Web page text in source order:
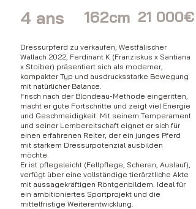
4 ans 162cm 21 000€
Dressurpferd zu verkaufen, Westfälischer
Wallach 2022, Ferdinant K (Franziskus x Santiana
x Stoiber) präsentiert sich als moderner,
kompakter Typ und ausdrucksstarke Bewegung
mit natürlicher Balance.
Frisch nach der Blondeau-Methode eingeritten,
macht er gute Fortschritte und zeigt viel Energie
und Geschmeidigkeit. Mit seinem Temperament
und seiner Lernbereitschaft eignet er sich für
einen erfahrenen Reiter, der ein junges Pferd
mit starkem Dressurpotenzial ausbilden
möchte.
Er ist pflegeleicht (Fellpflege, Scheren, Auslauf),
verfügt über eine vollständige tierärztliche Akte
mit aussagekräftigen Röntgenbildern. Ideal für
ein ambitioniertes Sportprojekt und die
mittelfristige Weiterentwicklung.